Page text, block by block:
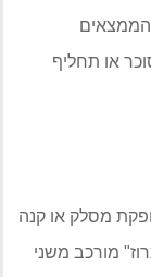
הממצאים
או תחליף
מסלק או קנה
" מורכב משני